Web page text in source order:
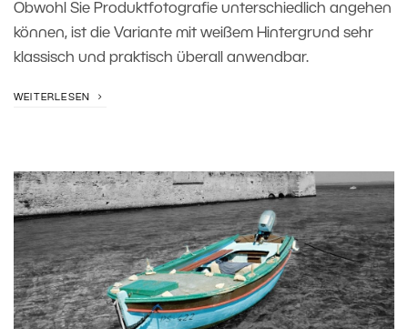
Obwohl Sie Produktfotografie unterschiedlich angehen
können, ist die Variante mit weißem Hintergrund sehr
klassisch und praktisch überall anwendbar.
WEITERLESEN